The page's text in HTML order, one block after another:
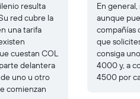
resulta
red cubre la
una tarifa
cuestan COL
delantera
uno u otro
comienzan
En
aunque
compañías
que
consiga
4000 y, a
4500 por